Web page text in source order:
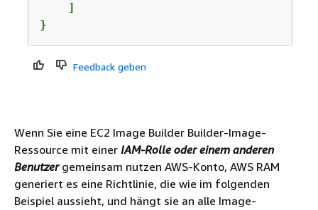
    ]
}
Feedback geben
Wenn Sie eine EC2 Image Builder Builder-Image-
Ressource mit einer IAM-Rolle oder einem anderen
Benutzergemeinsam nutzen AWS-Konto, AWS RAM
generiert es eine Richtlinie, die wie im folgenden
Beispiel aussieht, und hängt sie an alle Image-